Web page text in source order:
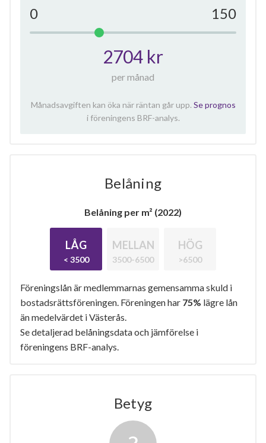
0 150
2704 kr
per månad
Månadsavgiften kan öka när räntan går upp. Se prognos
i föreningens BRF-analys.
Belåning
Belåning per m² (2022)
LÅG
< 3500
MELLAN
3500-6500
HÖG
>6500
Föreningslån är medlemmarnas gemensamma skuld i
bostadsrättsföreningen. Föreningen har 75% lägre lån
än medelvärdet i Västerås.
Se detaljerad belåningsdata och jämförelse i
föreningens BRF-analys.
Betyg